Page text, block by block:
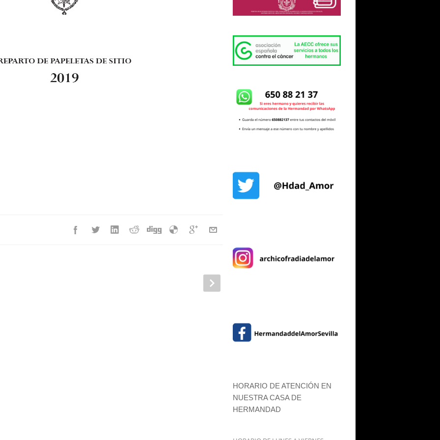
HORARIO DE ATENCIÓN EN
NUESTRA CASA DE
HERMANDAD